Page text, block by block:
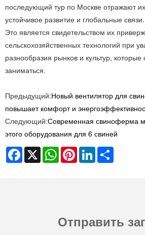
последующий тур по Москве отражают
устойчивое развитие и глобальные связи.
Это является свидетельством их
сельскохозяйственных технологий при
разнообразия рынков и культур, которые
заниматься.
Предыдущий:Новый вентилятор для
повышает комфорт и
Следующий:Современная свиноферма
этого оборудования для 6 свиней
Facebook
X WhatsAppPinterestLinkedIn
Отправить